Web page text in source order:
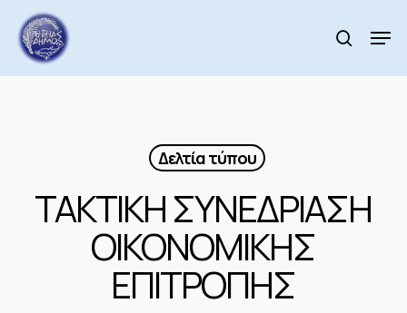
main
content
search
Δελτία τύπου
ΤΑΚΤΙΚΗ ΣΥΝΕΔΡΙΑΣΗ
ΟΙΚΟΝΟΜΙΚΗΣ
ΕΠΙΤΡΟΠΗΣ
Menu